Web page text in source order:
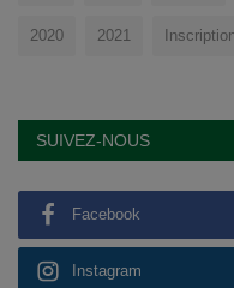
2020 2021
SUIVEZ-NOUS
Facebook
Instagram